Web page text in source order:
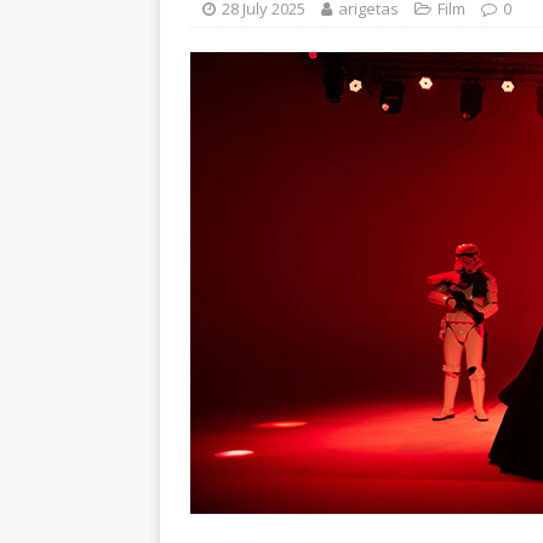
28 July 2025 arigetas Film 0